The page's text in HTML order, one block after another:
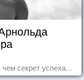
секрет успеха...